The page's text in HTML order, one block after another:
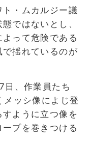
・ムカルジー議
ではないとし、
よって危険である
揺れているのが
日、作業員たち
メッシ像によじ登
ように立つ像を
プを巻きつける